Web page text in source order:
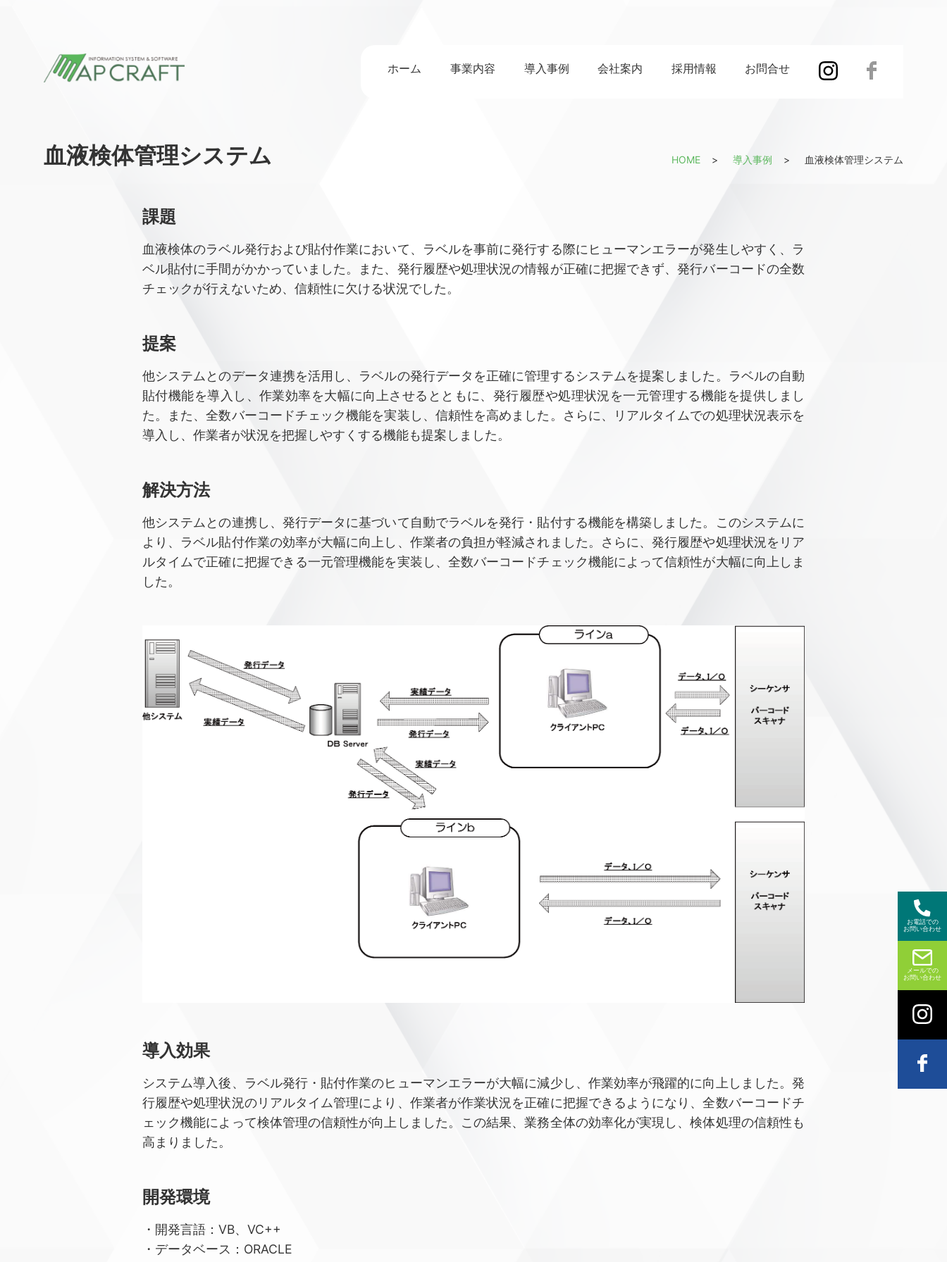
ホーム 事業内容 導入事例 会社案内 採用情報 お問合せ
血液検体管理システム HOME 導入事例 血液検体管理システム
課題
血液検体のラベル発行および貼付作業において、ラベルを事前に発行する際にヒューマンエラーが発生しやすく、ラ
ベル貼付に手間がかかっていました。また、発行履歴や処理状況の情報が正確に把握できず、発行バーコードの全数
チェックが行えないため、信頼性に欠ける状況でした。
提案
他システムとのデータ連携を活用し、ラベルの発行データを正確に管理するシステムを提案しました。ラベルの自動
貼付機能を導入し、作業効率を大幅に向上させるとともに、発行履歴や処理状況を一元管理する機能を提供しまし
た。また、全数バーコードチェック機能を実装し、信頼性を高めました。さらに、リアルタイムでの処理状況表示を
導入し、作業者が状況を把握しやすくする機能も提案しました。
解決⽅法
他システムとの連携し、発行データに基づいて自動でラベルを発行・貼付する機能を構築しました。このシステムに
より、ラベル貼付作業の効率が大幅に向上し、作業者の負担が軽減されました。さらに、発行履歴や処理状況をリア
ルタイムで正確に把握できる一元管理機能を実装し、全数バーコードチェック機能によって信頼性が大幅に向上しま
した。
導⼊効果
システム導入後、ラベル発行・貼付作業のヒューマンエラーが大幅に減少し、作業効率が飛躍的に向上しました。発
行履歴や処理状況のリアルタイム管理により、作業者が作業状況を正確に把握できるようになり、全数バーコードチ
ェック機能によって検体管理の信頼性が向上しました。この結果、業務全体の効率化が実現し、検体処理の信頼性も
高まりました。
開発環境
・開発言語：VB、VC++
・データベース：ORACLE
お電話での
お問い合わせ
メールでの
お問い合わせ